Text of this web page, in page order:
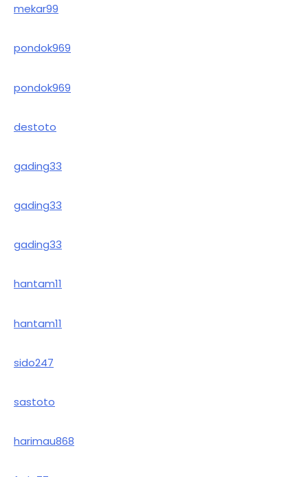
mekar99
pondok969
pondok969
destoto
gading33
gading33
gading33
hantam11
hantam11
sido247
sastoto
harimau868